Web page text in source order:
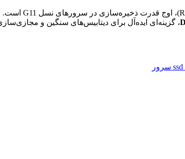
، گزینه‌ای ایده‌آل برای دیتابیس‌های سنگین و